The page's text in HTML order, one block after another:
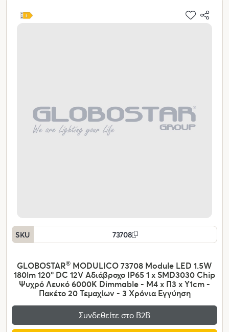
SKU 73708
GLOBOSTAR® MODULICO 73708 Module LED 1.5W
180lm 120° DC 12V Αδιάβροχο IP65 1 x SMD3030 Chip
Ψυχρό Λευκό 6000K Dimmable - Μ4 x Π3 x Υ1cm -
Πακέτο 20 Τεμαχίων - 3 Χρόνια Εγγύηση
Συνδεθείτε στο Β2Β